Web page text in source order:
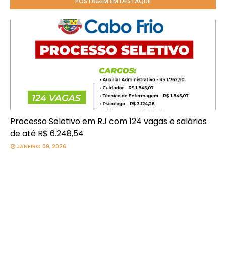
Processo Seletivo em RJ com 124 vagas e salários
de até R$ 6.248,54
JANEIRO 09, 2026